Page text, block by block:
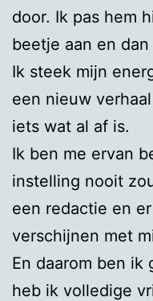
door. Ik pas hem
beetje aan en dan
Ik steek mijn
een nieuw
iets wat al af is.
Ik ben me ervan
instelling nooit
een redactie en
verschijnen met
En daarom ben ik
heb ik volledige